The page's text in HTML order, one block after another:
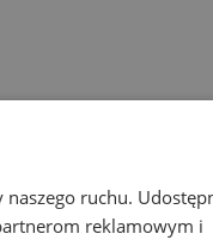
ruchu.
reklamowym i